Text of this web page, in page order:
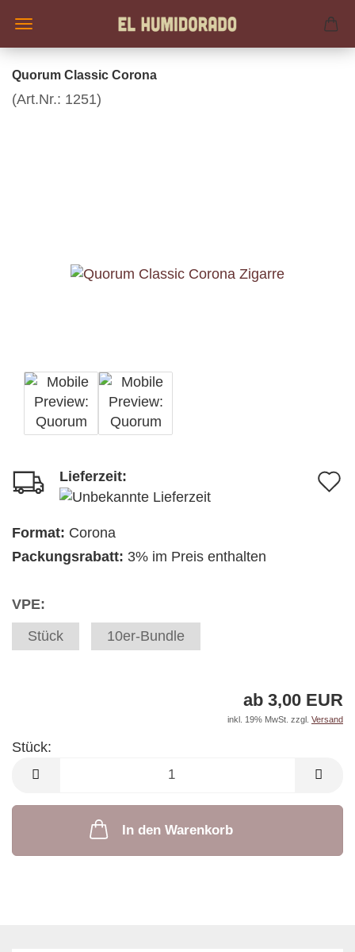
Quorum Classic Corona
(Art.Nr.: 1251)
Lieferzeit:
Format: Corona
Packungsrabatt: 3% im Preis enthalten
VPE:
Stück
10er-Bundle
ab 3,00 EUR
inkl. 19% MwSt. zzgl. Versand
Stück:
Stück
In den Warenkorb